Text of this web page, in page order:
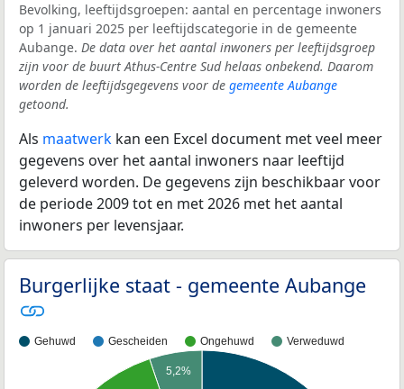
Bevolking, leeftijdsgroepen: aantal en percentage inwoners
op 1 januari 2025 per leeftijdscategorie in de gemeente
Aubange. De data over het aantal inwoners per leeftijdsgroep
zijn voor de buurt Athus-Centre Sud helaas onbekend. Daarom
worden de leeftijdsgegevens voor de gemeente Aubange
getoond.
Als maatwerk kan een Excel document met veel meer
gegevens over het aantal inwoners naar leeftijd
geleverd worden. De gegevens zijn beschikbaar voor
de periode 2009 tot en met 2026 met het aantal
inwoners per levensjaar.
Burgerlijke staat - gemeente Aubange
Gehuwd Gescheiden Ongehuwd Verweduwd
5,2%